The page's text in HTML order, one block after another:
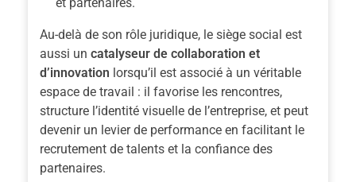
et partenaires.
Au-delà de son rôle juridique, le siège social est
aussi un catalyseur de collaboration et
d’innovation lorsqu’il est associé à un véritable
espace de travail : il favorise les rencontres,
structure l’identité visuelle de l’entreprise, et peut
devenir un levier de performance en facilitant le
recrutement de talents et la confiance des
partenaires.